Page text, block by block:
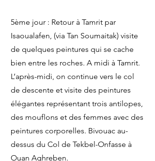
5ème jour : Retour à Tamrit par
Isaoualafen, (via Tan Soumaitak) visite
de quelques peintures qui se cache
bien entre les roches. A midi à Tamrit.
L’après-midi, on continue vers le col
de descente et visite des peintures
élégantes représentant trois antilopes,
des mouflons et des femmes avec des
peintures corporelles. Bivouac au-
dessus du Col de Tekbel-Onfasse à
Ouan Aghreben.